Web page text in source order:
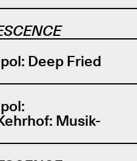
Deep Fried
Musik-